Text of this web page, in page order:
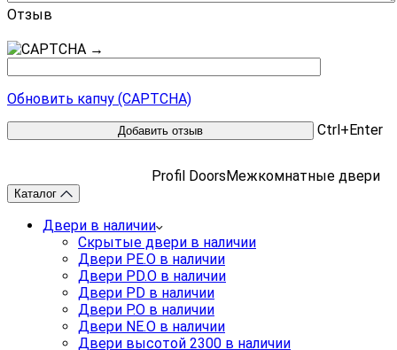
Отзыв
→
Обновить капчу (CAPTCHA)
Ctrl+Enter
Profil Doors Межкомнатные двери
Каталог
Двери в наличии
Скрытые двери в наличии
Двери PE.O в наличии
Двери PD.O в наличии
Двери PD в наличии
Двери P.O в наличии
Двери NE.O в наличии
Двери высотой 2300 в наличии